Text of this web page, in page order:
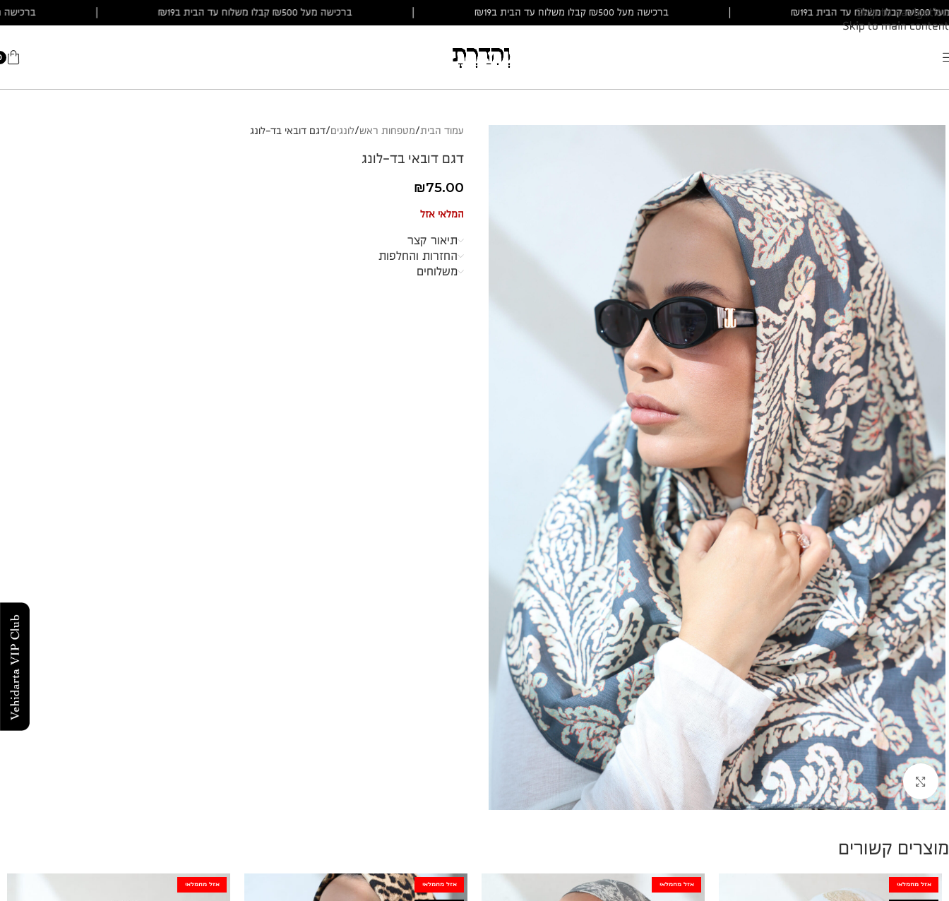
Skip to navigation
Skip to main content
ברכישה מעל ₪500 קבלו משלוח עד הבית ב₪19 ברכישה מעל ₪500 קבלו משלוח עד הבית ב₪19 מעל ₪500 קבלו משלוח עד הבית ב₪19
להגדלת התמונה
עמוד הבית מטפחות ראש לונגים דגם דובאי בד-לונג
דגם דובאי בד-לונג
₪75.00
המלאי אזל
תיאור קצר
החזרות והחלפות
משלוחים
מוצרים קשורים
אזל מהמלאי אזל מהמלאי אזל מהמלאי אזל מהמלאי